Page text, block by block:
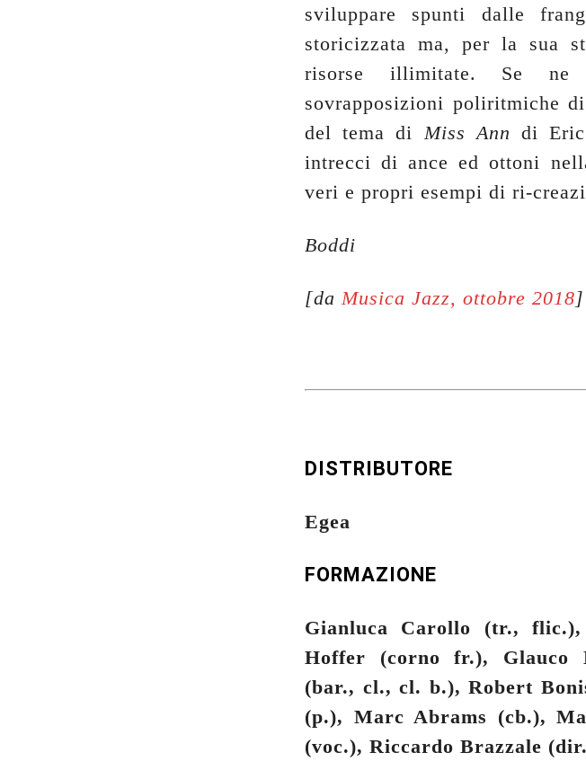
sviluppare spunti dalle
storicizzata ma, per la sua
risorse illimitate. Se ne
sovrapposizioni poliritmiche
del tema diMiss Ann di
intrecci di ance ed ottoni
veri e propri esempi di ri-
Boddi
[daMusica Jazz, ottobre 2018]
DISTRIBUTORE
Egea
FORMAZIONE
Gianluca Carollo (tr.,
Hoffer (corno fr.), Glauco
(bar., cl., cl. b.), Robert
(p.), Marc Abrams (cb.),
(voc.), Riccardo Brazzale